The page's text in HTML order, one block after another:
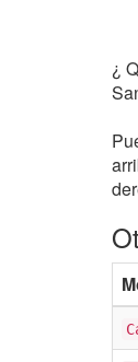
¿